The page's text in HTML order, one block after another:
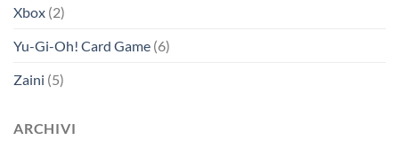
Xbox (2)
Yu-Gi-Oh! Card Game (6)
Zaini (5)
ARCHIVI